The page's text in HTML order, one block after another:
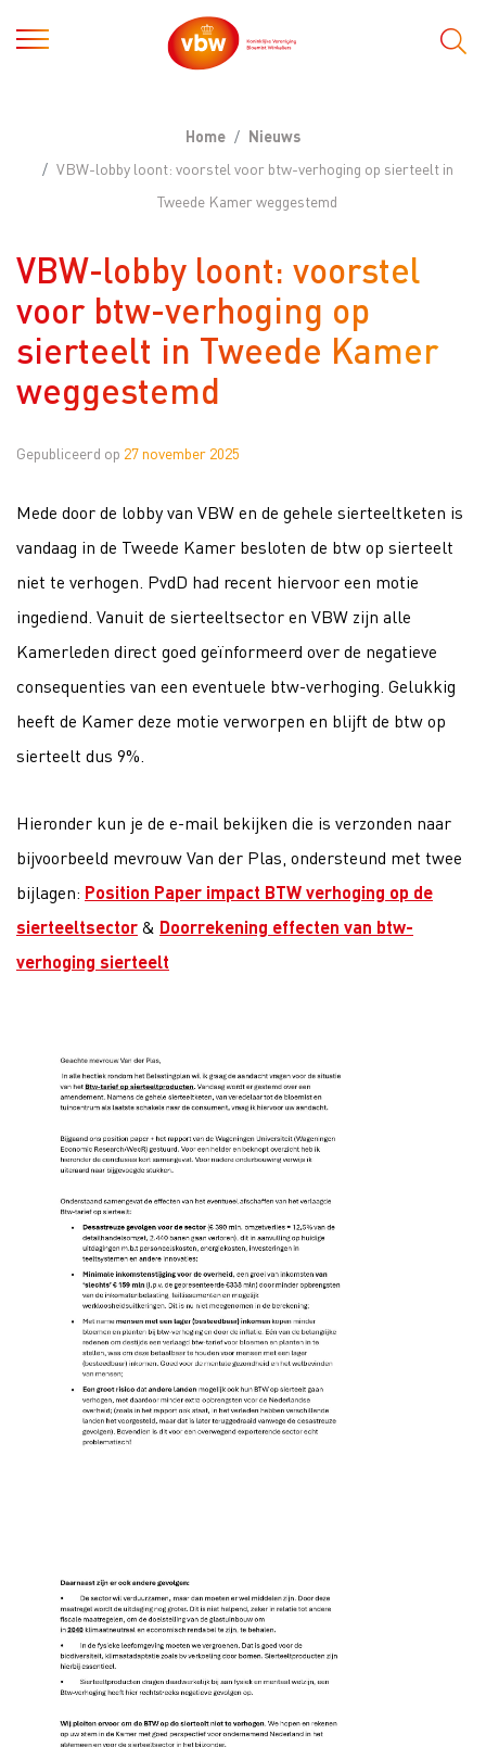
Home
Nieuws
VBW-lobby loont: voorstel voor btw-verhoging op sierteelt in
Tweede Kamer weggestemd
VBW-lobby loont: voorstel
voor btw-verhoging op
sierteelt in Tweede Kamer
weggestemd
Gepubliceerd op 27 november 2025
Mede door de lobby van VBW en de gehele sierteeltketen is
vandaag in de Tweede Kamer besloten de btw op sierteelt
niet te verhogen. PvdD had recent hiervoor een motie
ingediend. Vanuit de sierteeltsector en VBW zijn alle
Kamerleden direct goed geïnformeerd over de negatieve
consequenties van een eventuele btw-verhoging. Gelukkig
heeft de Kamer deze motie verworpen en blijft de btw op
sierteelt dus 9%.
Hieronder kun je de e-mail bekijken die is verzonden naar
bijvoorbeeld mevrouw Van der Plas, ondersteund met twee
bijlagen: Position Paper impact BTW verhoging op de
sierteeltsector& Doorrekening effecten van btw-
verhoging sierteelt